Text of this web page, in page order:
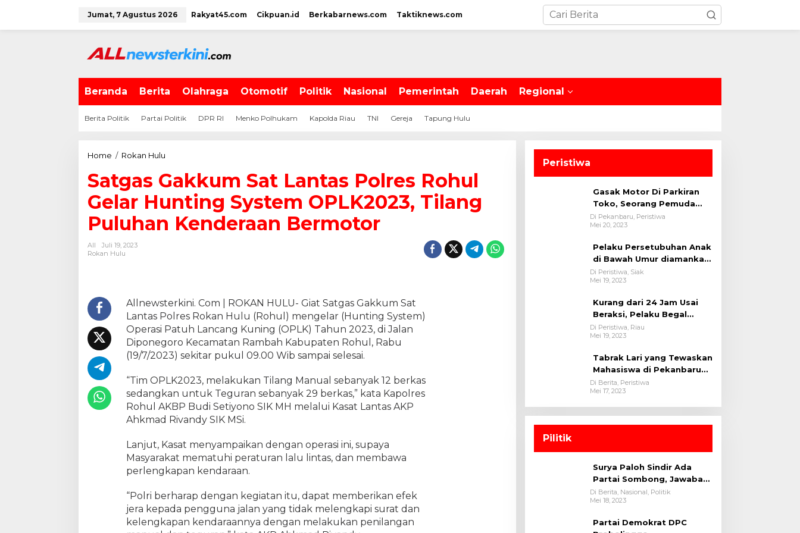
w
Jumat, 7 Agustus 2026 Rakyat45.com Cikpuan.id Berkabarnews.com Taktiknews.com
Beranda Berita Olahraga Otomotif Politik Nasional Pemerintah Daerah Regional
Berita Politik Partai Politik DPR RI Menko Polhukam Kapolda Riau TNI Gereja Tapung Hulu
Home / Rokan Hulu
t
a
G
t
L
a
n
a
s
P
o
r
e
s
R
h
u
l
Satgas Gakkum Sat Lantas Polres Rohul
Gelar Hunting System OPLK2023, Tilang
Puluhan Kenderaan Bermotor
All
Juli 19, 2023
Rokan Hulu
Allnewsterkini. Com | ROKAN HULU- Giat Satgas Gakkum Sat
Lantas Polres Rokan Hulu (Rohul) mengelar (Hunting System)
Operasi Patuh Lancang Kuning (OPLK) Tahun 2023, di Jalan
Diponegoro Kecamatan Rambah Kabupaten Rohul, Rabu
(19/7/2023) sekitar pukul 09.00 Wib sampai selesai.
“Tim OPLK2023, melakukan Tilang Manual sebanyak 12 berkas
sedangkan untuk Teguran sebanyak 29 berkas,” kata Kapolres
Rohul AKBP Budi Setiyono SIK MH melalui Kasat Lantas AKP
Ahkmad Rivandy SIK MSi.
Lanjut, Kasat menyampaikan dengan operasi ini, supaya
Masyarakat mematuhi peraturan lalu lintas, dan membawa
perlengkapan kendaraan.
“Polri berharap dengan kegiatan itu, dapat memberikan efek
jera kepada pengguna jalan yang tidak melengkapi surat dan
kelengkapan kendaraannya dengan melakukan penilangan
Peristiwa
Gasak Motor Di Parkiran
Toko, Seorang Pemuda
Diamankan Polsek Bukit
Raya
Di Pekanbaru, Peristiwa
Mei 20, 2023
Pelaku Persetubuhan Anak
di Bawah Umur diamankan
oleh tim Opsnal Polsek
Tualang-Polres Siak-Polda
Di Peristiwa, Siak
Mei 19, 2023
Kurang dari 24 Jam Usai
Beraksi, Pelaku Begal
Berhasil Di Bekuk
Satreskrim Polres
Di Peristiwa, Riau
Mei 19, 2023
Tabrak Lari yang Tewaskan
Mahasiswa di Pekanbaru
Ditangkap Polisi
Di Berita, Peristiwa
Mei 17, 2023
Pilitik
Surya Paloh Sindir Ada
Partai Sombong, Jawaban
Megawati
Di Berita, Nasional, Politik
Mei 18, 2023
Partai Demokrat DPC